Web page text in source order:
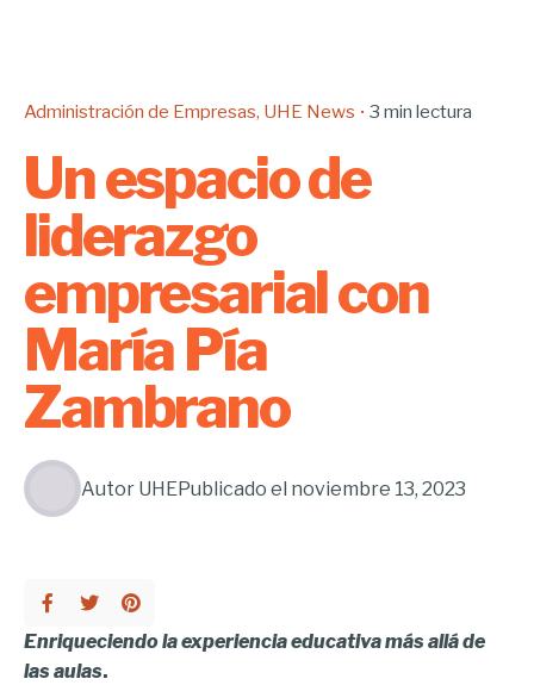
Administración de Empresas UHE News 3 min lectura
Un espacio de
liderazgo
empresarial con
María Pía
Zambrano
Autor UHEPublicado el noviembre 13, 2023
Enriqueciendo la experiencia educativa más allá de
las aulas.